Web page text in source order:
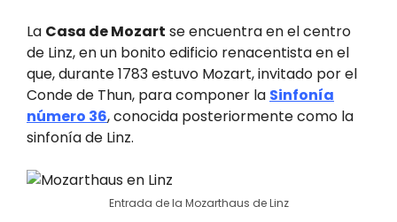
La Casa de Mozart se encuentra en el centro
de Linz, en un bonito edificio renacentista en el
que, durante 1783 estuvo Mozart, invitado por el
Conde de Thun, para componer la Sinfonía
número 36, conocida posteriormente como la
sinfonía de Linz.
Entrada de la Mozarthaus de Linz